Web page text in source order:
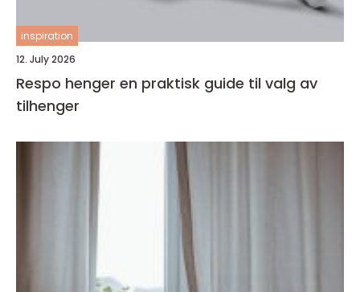
inspiration
12. July 2026
Respo henger en praktisk guide til valg av
tilhenger